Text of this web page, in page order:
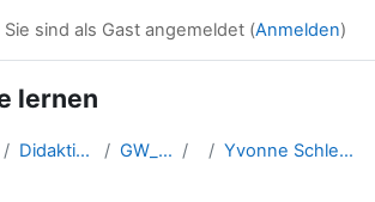
Sie sind als Gast angemeldet (Anmelden)
lernen
Didaktik der Geo- und Wirtschaftsmedien (GW B 5.2) GW_FDGeomedien_TopographieLernen Literatur Yvonne Schleicher (2010) Methodisches Vorgehen bei geographische Fragestellungen